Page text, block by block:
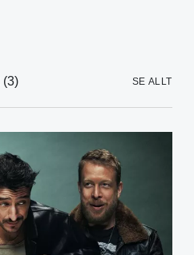
(3) SE ALLT